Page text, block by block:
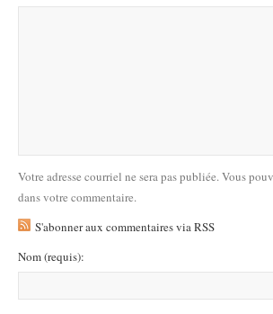
Votre adresse courriel ne sera pas publiée. Vous
dans votre commentaire.
S'abonner aux commentaires via RSS
Nom(requis):